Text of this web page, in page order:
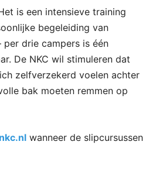
is een intensieve training
begeleiding van
per drie campers is één
De NKC wil stimuleren dat
zelfverzekerd voelen achter
bak moeten remmen op
nkc.nl wanneer de slipcursussen